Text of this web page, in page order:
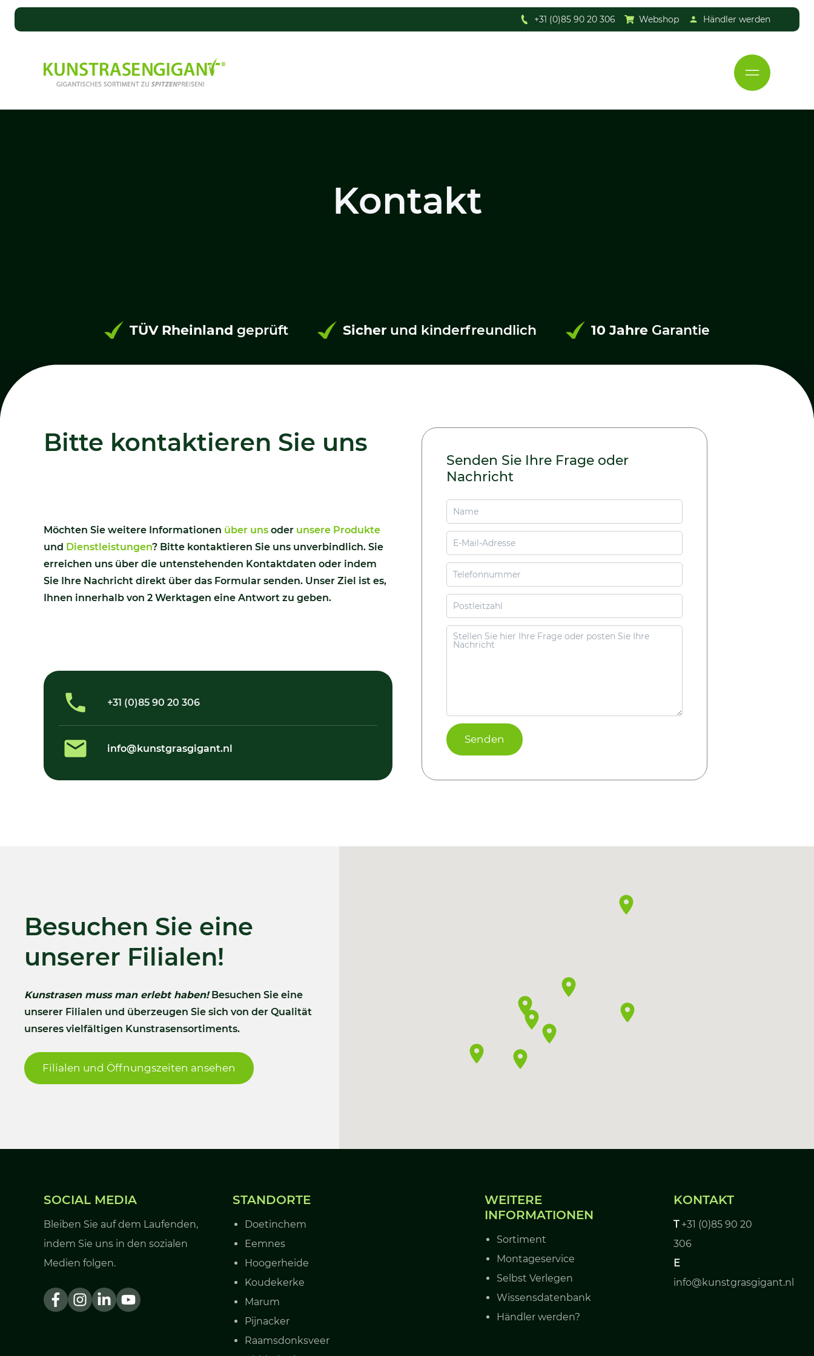
+31 (0)85 90 20 306 Webshop Händler werden
Kontakt
TÜV Rheinland geprüft Sicher und kinderfreundlich 10 Jahre Garantie
Bitte kontaktieren Sie uns
Möchten Sie weitere Informationen über uns oder unsere Produkte
und Dienstleistungen? Bitte kontaktieren Sie uns unverbindlich. Sie
erreichen uns über die untenstehenden Kontaktdaten oder indem
Sie Ihre Nachricht direkt über das Formular senden. Unser Ziel ist es,
Ihnen innerhalb von 2 Werktagen eine Antwort zu geben.
+31 (0)85 90 20 306
info@kunstgrasgigant.nl
Senden Sie Ihre Frage oder
Nachricht
Senden
Besuchen Sie eine
unserer Filialen!
Kunstrasen muss man erlebt haben!Besuchen Sie eine
unserer Filialen und überzeugen Sie sich von der Qualität
unseres vielfältigen Kunstrasensortiments.
Filialen und Öffnungszeiten ansehen
SOCIAL MEDIA
Bleiben Sie auf dem Laufenden,
indem Sie uns in den sozialen
Medien folgen.
STANDORTE
Doetinchem
Eemnes
Hoogerheide
Koudekerke
Marum
Pijnacker
Raamsdonksveer
WEITERE
INFORMATIONEN
Sortiment
Montageservice
Selbst Verlegen
Wissensdatenbank
Händler werden?
KONTAKT
T +31 (0)85 90 20
306
E
info@kunstgrasgigant.nl